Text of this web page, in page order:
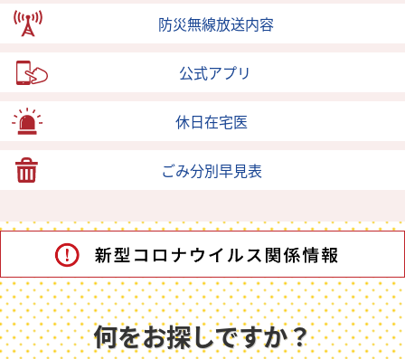
防災無線放送内容
公式アプリ
休日在宅医
ごみ分別早見表
何をお探しですか？